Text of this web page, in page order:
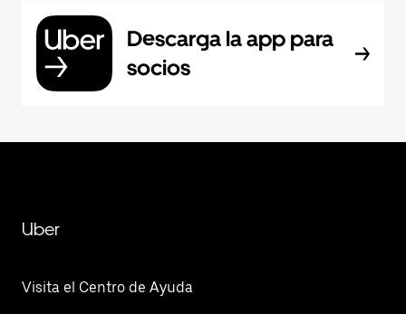
Descarga la app para
socios
Uber
Visita el Centro de Ayuda